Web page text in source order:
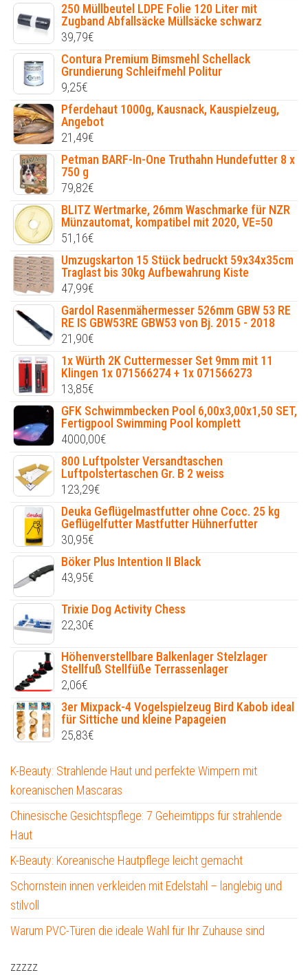
250 Müllbeutel LDPE Folie 120 Liter mit
Zugband Abfallsäcke Müllsäcke schwarz
39,79€
Contura Premium Bimsmehl Schellack
Grundierung Schleifmehl Politur
9,25€
Pferdehaut 1000g, Kausnack, Kauspielzeug,
Angebot
21,49€
Petman BARF-In-One Truthahn Hundefutter 8 x
750 g
79,82€
BLITZ Wertmarke, 26mm Waschmarke für NZR
Münzautomat, kompatibel mit 2020, VE=50
51,16€
Umzugskarton 15 Stück bedruckt 59x34x35cm
Traglast bis 30kg Aufbewahrung Kiste
47,99€
Gardol Rasenmähermesser 526mm GBW 53 RE
RE IS GBW53RE GBW53 von Bj. 2015 - 2018
21,90€
1x Würth 2K Cuttermesser Set 9mm mit 11
Klingen 1x 071566274 + 1x 071566273
13,85€
GFK Schwimmbecken Pool 6,00x3,00x1,50 SET,
Fertigpool Swimming Pool komplett
4000,00€
800 Luftpolster Versandtaschen
Luftpolstertaschen Gr. B 2 weiss
123,29€
Deuka Geflügelmastfutter ohne Cocc. 25 kg
Geflügelfutter Mastfutter Hühnerfutter
30,95€
Böker Plus Intention II Black
43,95€
Trixie Dog Activity Chess
22,30€
Höhenverstellbare Balkenlager Stelzlager
Stellfuß Stellfüße Terrassenlager
2,06€
3er Mixpack-4 Vogelspielzeug Bird Kabob ideal
für Sittiche und kleine Papageien
25,83€
K-Beauty: Strahlende Haut und perfekte Wimpern mit
koreanischen Mascaras
Chinesische Gesichtspflege: 7 Geheimtipps für strahlende
Haut
K-Beauty: Koreanische Hautpflege leicht gemacht
Schornstein innen verkleiden mit Edelstahl – langlebig und
stilvoll
Warum PVC-Türen die ideale Wahl für Ihr Zuhause sind
zzzzz